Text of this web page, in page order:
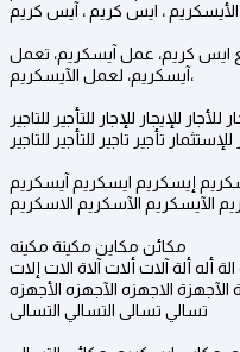
الأيسكريم ، ايس كريم ، آيس كريم
ايس كريم، عمل آيسكريم، تعمل
آيسكريم، لعمل الآيسكريم،
للإيجار للإجار للتأجير للتاجير
تأجير تاجير للتأجير للتاجير
إيسكريم ايسكريم آيسكريم
الآيسكريم الآسكريم الاسكريم
مكائن مكاين مكينة مكينه
الة أله ألة آلات ألات آلاة الات إلات
الاجهزه الآجهزه الأجهزه
تسالي تسالى التسالي التسالى